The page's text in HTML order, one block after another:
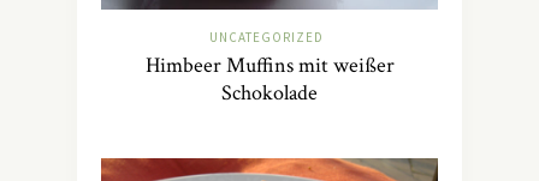
UNCATEGORIZED
Himbeer Muffins mit weißer
Schokolade